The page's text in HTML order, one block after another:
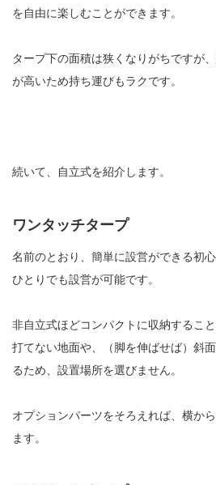
を自由に楽しむことができます。
タープ下の面積は狭くなりがちですが
が高いため持ち運びもラクです。
続いて、自立式を紹介します。
ワンタッチタープ
名前のとおり、簡単に設営ができる初
ひとりでも設営が可能です。
非自立式ほどコンパクトに収納するこ
打てない地面や、（脚を伸ばせば）斜
るため、設置場所を選びません。
オプションパーツをそろえれば、横か
ます。